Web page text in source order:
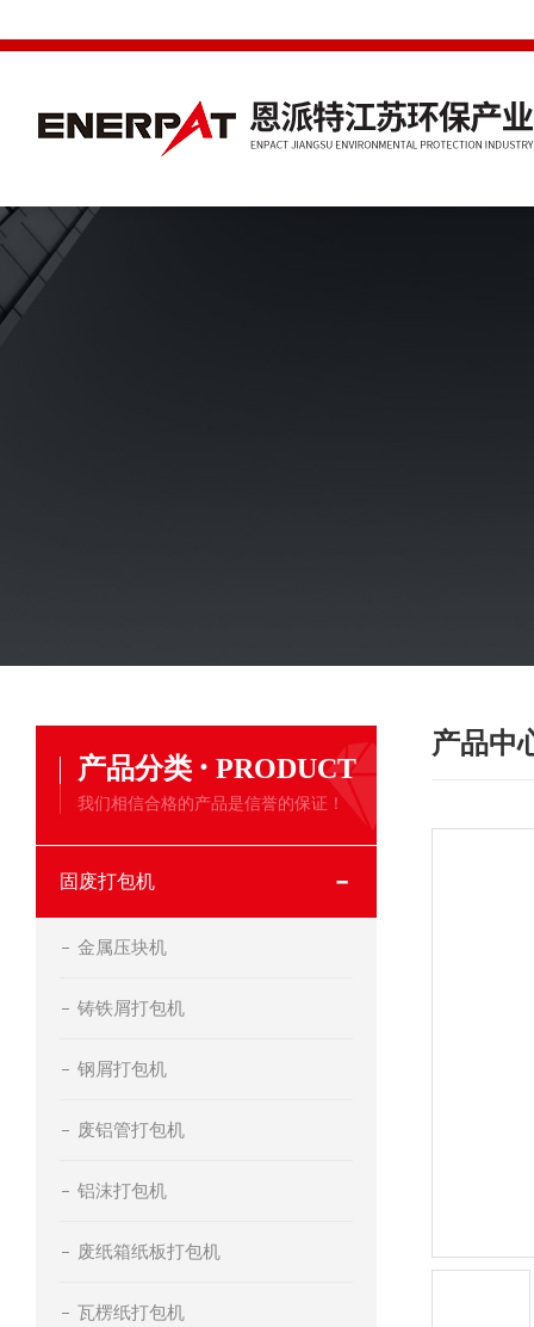
产品分类 · PRODUCT
我们相信合格的产品是信誉的保证！
固废打包机
金属压块机
铸铁屑打包机
钢屑打包机
废铝管打包机
铝沫打包机
废纸箱纸板打包机
瓦楞纸打包机
产品中